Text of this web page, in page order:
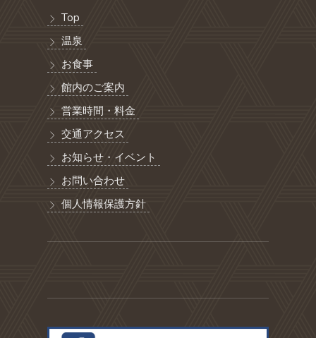
Top
温泉
お食事
館内のご案内
営業時間・料金
交通アクセス
お知らせ・イベント
お問い合わせ
個人情報保護方針